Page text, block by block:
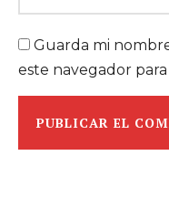
Guarda mi
este navegador